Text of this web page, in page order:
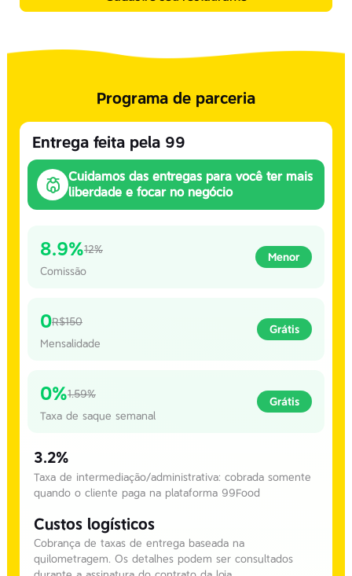
Programa de parceria
Entrega feita pela 99
Cuidamos das entregas para você ter mais
liberdade e focar no negócio
8.9%12%
Comissão
Menor
0R$150
Mensalidade
Grátis
0%1.59%
Taxa de saque semanal
Grátis
3.2%
Taxa de intermediação/administrativa: cobrada somente
quando o cliente paga na plataforma 99Food
Custos logísticos
Cobrança de taxas de entrega baseada na
quilometragem. Os detalhes podem ser consultados